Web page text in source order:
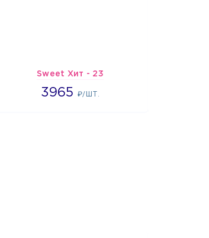
Sweet Хит - 23
3965 ₽/ШТ.
3965